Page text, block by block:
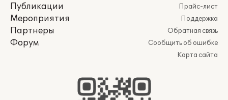
Публикации
Мероприятия
Партнеры
Форум
Прайс-лист
Поддержка
Обратная связь
Сообщить об ошибке
Карта сайта